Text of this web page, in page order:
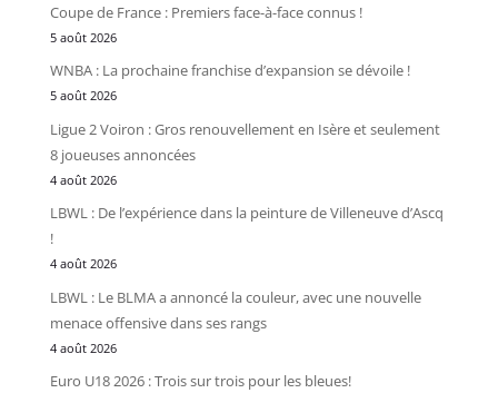
Coupe de France : Premiers face-à-face connus !
5 août 2026
WNBA : La prochaine franchise d’expansion se dévoile !
5 août 2026
Ligue 2 Voiron : Gros renouvellement en Isère et seulement
8 joueuses annoncées
4 août 2026
LBWL : De l’expérience dans la peinture de Villeneuve d’Ascq
!
4 août 2026
LBWL : Le BLMA a annoncé la couleur, avec une nouvelle
menace offensive dans ses rangs
4 août 2026
Euro U18 2026 : Trois sur trois pour les bleues!